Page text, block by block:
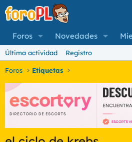
Foros Novedades
Última actividad Registro
Foros Etiquetas